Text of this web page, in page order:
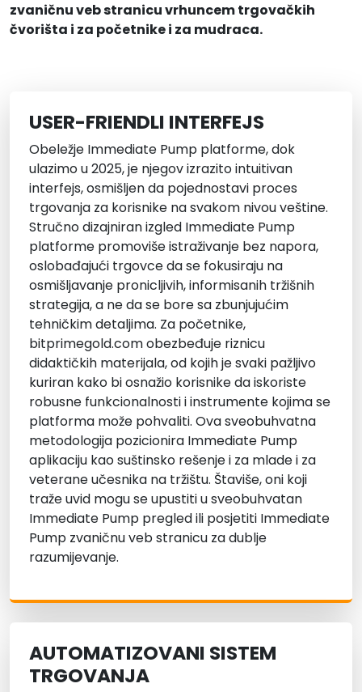
zvaničnu veb stranicu vrhuncem trgovačkih
čvorišta i za početnike i za mudraca.
USER-FRIENDLI INTERFEJS
Obeležje Immediate Pump platforme, dok
ulazimo u 2025, je njegov izrazito intuitivan
interfejs, osmišljen da pojednostavi proces
trgovanja za korisnike na svakom nivou veštine.
Stručno dizajniran izgled Immediate Pump
platforme promoviše istraživanje bez napora,
oslobađajući trgovce da se fokusiraju na
osmišljavanje pronicljivih, informisanih tržišnih
strategija, a ne da se bore sa zbunjujućim
tehničkim detaljima. Za početnike,
bitprimegold.com obezbeđuje riznicu
didaktičkih materijala, od kojih je svaki pažljivo
kuriran kako bi osnažio korisnike da iskoriste
robusne funkcionalnosti i instrumente kojima se
platforma može pohvaliti. Ova sveobuhvatna
metodologija pozicionira Immediate Pump
aplikaciju kao suštinsko rešenje i za mlade i za
veterane učesnika na tržištu. Štaviše, oni koji
traže uvid mogu se upustiti u sveobuhvatan
Immediate Pump pregled ili posjetiti Immediate
Pump zvaničnu veb stranicu za dublje
razumijevanje.
AUTOMATIZOVANI SISTEM
TRGOVANJA